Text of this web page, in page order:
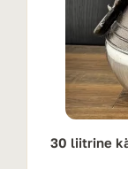
30 liitrine